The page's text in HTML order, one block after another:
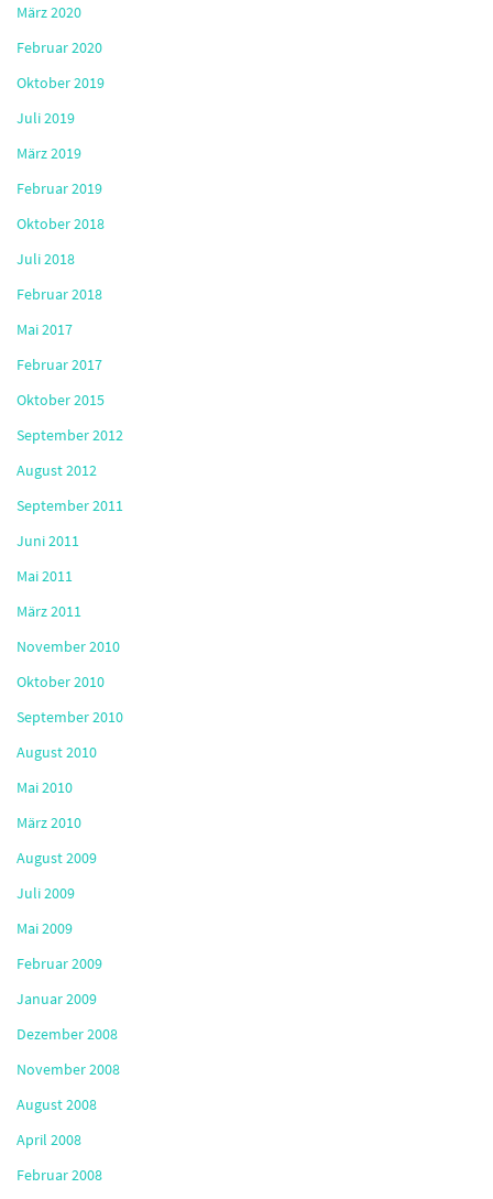
März 2020
Februar 2020
Oktober 2019
Juli 2019
März 2019
Februar 2019
Oktober 2018
Juli 2018
Februar 2018
Mai 2017
Februar 2017
Oktober 2015
September 2012
August 2012
September 2011
Juni 2011
Mai 2011
März 2011
November 2010
Oktober 2010
September 2010
August 2010
Mai 2010
März 2010
August 2009
Juli 2009
Mai 2009
Februar 2009
Januar 2009
Dezember 2008
November 2008
August 2008
April 2008
Februar 2008